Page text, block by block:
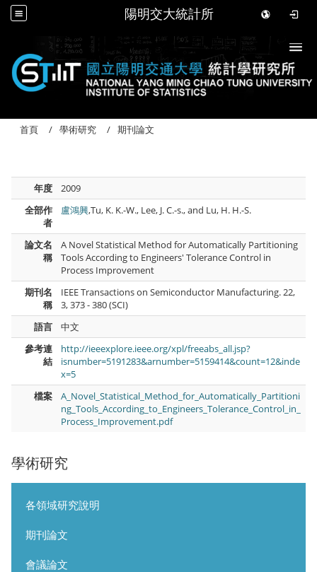
陽明交大統計所
學術研究
各領域研究說明
期刊論文
會議論文
首頁 學術研究 期刊論文
年度
2009
全部作
者
盧鴻興,Tu, K. K.-W., Lee, J. C.-s., and Lu, H. H.-S.
論文名
稱
A Novel Statistical Method for Automatically Partitioning
Tools According to Engineers' Tolerance Control in
Process Improvement
期刊名
稱
IEEE Transactions on Semiconductor Manufacturing. 22,
3, 373 - 380 (SCI)
語言
中文
參考連
結
http://ieeexplore.ieee.org/xpl/freeabs_all.jsp?
isnumber=5191283&arnumber=5159414&count=12&inde
x=5
檔案
A_Novel_Statistical_Method_for_Automatically_Partitioni
ng_Tools_According_to_Engineers_Tolerance_Control_in_
Process_Improvement.pdf